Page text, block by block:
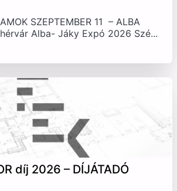
SZEPTEMBER 11 – ALBA
Alba- Jáky Expó 2026 Szé...
díj 2026 – DÍJÁTADÓ